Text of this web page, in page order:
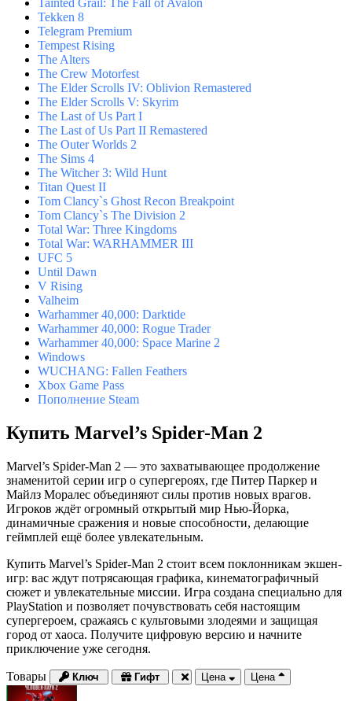
Tainted Grail: The Fall of Avalon
Tekken 8
Telegram Premium
Tempest Rising
The Alters
The Crew Motorfest
The Elder Scrolls IV: Oblivion Remastered
The Elder Scrolls V: Skyrim
The Last of Us Part I
The Last of Us Part II Remastered
The Outer Worlds 2
The Sims 4
The Witcher 3: Wild Hunt
Titan Quest II
Tom Clancy`s Ghost Recon Breakpoint
Tom Clancy`s The Division 2
Total War: Three Kingdoms
Total War: WARHAMMER III
UFC 5
Until Dawn
V Rising
Valheim
Warhammer 40,000: Darktide
Warhammer 40,000: Rogue Trader
Warhammer 40,000: Space Marine 2
Windows
WUCHANG: Fallen Feathers
Xbox Game Pass
Пополнение Steam
Купить Marvel’s Spider-Man 2
Marvel’s Spider-Man 2 — это захватывающее продолжение
знаменитой серии игр о супергероях, где Питер Паркер и
Майлз Моралес объединяют силы против новых врагов.
Игроков ждёт огромный открытый мир Нью-Йорка,
динамичные сражения и новые способности, делающие
геймплей ещё более увлекательным.
Купить Marvel’s Spider-Man 2 стоит всем поклонникам экшен-
игр: вас ждут потрясающая графика, кинематографичный
сюжет и увлекательные миссии. Игра создана специально для
PlayStation и позволяет почувствовать себя настоящим
супергероем, сражаясь с культовыми злодеями и защищая
город от хаоса. Получите цифровую версию и начните
приключение уже сегодня.
Товары Ключ Гифт Цена Цена